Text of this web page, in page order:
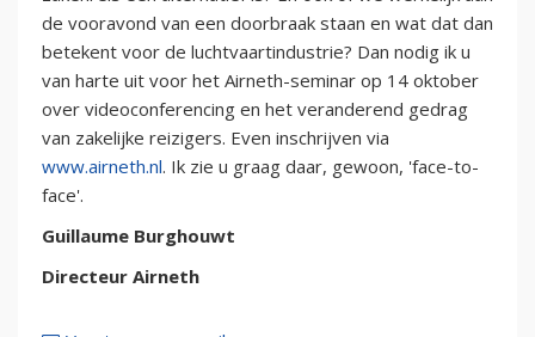
de vooravond van een doorbraak staan en wat dat dan
betekent voor de luchtvaartindustrie? Dan nodig ik u
van harte uit voor het Airneth-seminar op 14 oktober
over videoconferencing en het veranderend gedrag
van zakelijke reizigers. Even inschrijven via
www.airneth.nl. Ik zie u graag daar, gewoon, 'face-to-
face'.
Guillaume Burghouwt
Directeur Airneth